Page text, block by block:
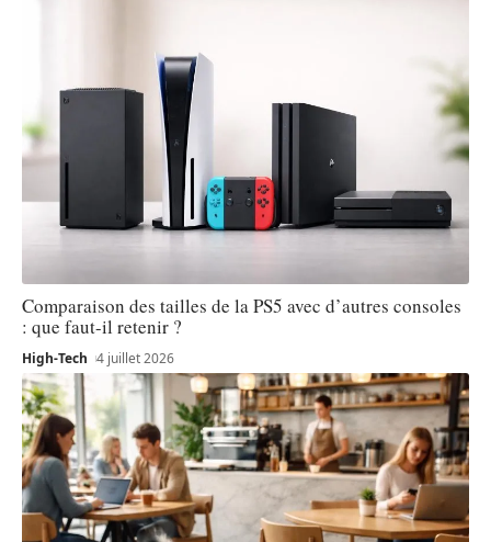
Comparaison des tailles de la PS5 avec d’autres consoles
: que faut-il retenir ?
High-Tech 4 juillet 2026